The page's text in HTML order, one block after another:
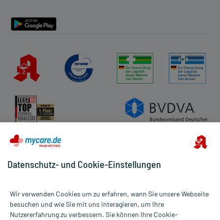
Alle Preise gelten inkl. MwSt., ggf. zzgl. Versandkosten
Datenschutz- und Cookie-Einstellungen
Wir verwenden Cookies um zu erfahren, wann Sie unsere Webseite
besuchen und wie Sie mit uns interagieren, um Ihre
Nutzererfahrung zu verbessern. Sie können Ihre Cookie-